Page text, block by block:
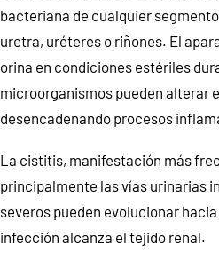
bacteriana de cualquier
uretra, uréteres o riñones. El
orina en condiciones estériles
microorganismos pueden alterar
desencadenando procesos
La cistitis, manifestación más
principalmente las vías urinarias
severos pueden evolucionar
infección alcanza el tejido renal.